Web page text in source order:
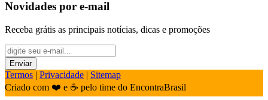
Novidades por e-mail
Receba grátis as principais notícias, dicas e promoções
Termos | Privacidade | Sitemap
Criado com ❤️ e ☕ pelo time do EncontraBrasil